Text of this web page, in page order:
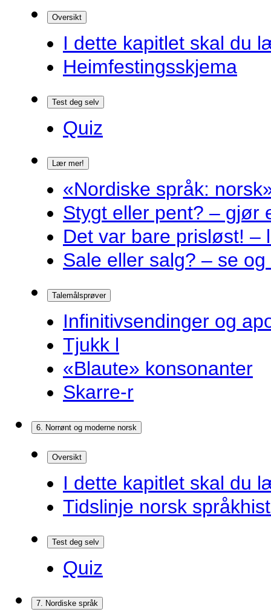
Oversikt
I dette kapitlet skal du
Heimfestingsskjema
Test deg selv
Quiz
Lær mer!
«Nordiske språk:
Stygt eller pent? – gjør
Det var bare prisløst! –
Sale eller salg? – se
Talemålsprøver
Infinitivsendinger og
Tjukk l
«Blaute» konsonanter
Skarre-r
6. Norrønt og moderne norsk
Oversikt
I dette kapitlet skal du
Tidslinje norsk
Test deg selv
Quiz
7. Nordiske språk